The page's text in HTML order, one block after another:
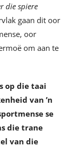
die spiere
gaan dit oor
oor
om aan te
op die taai
van ’n
se
die trane
van die